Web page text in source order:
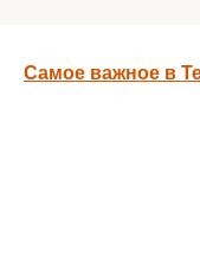
Самое важное в